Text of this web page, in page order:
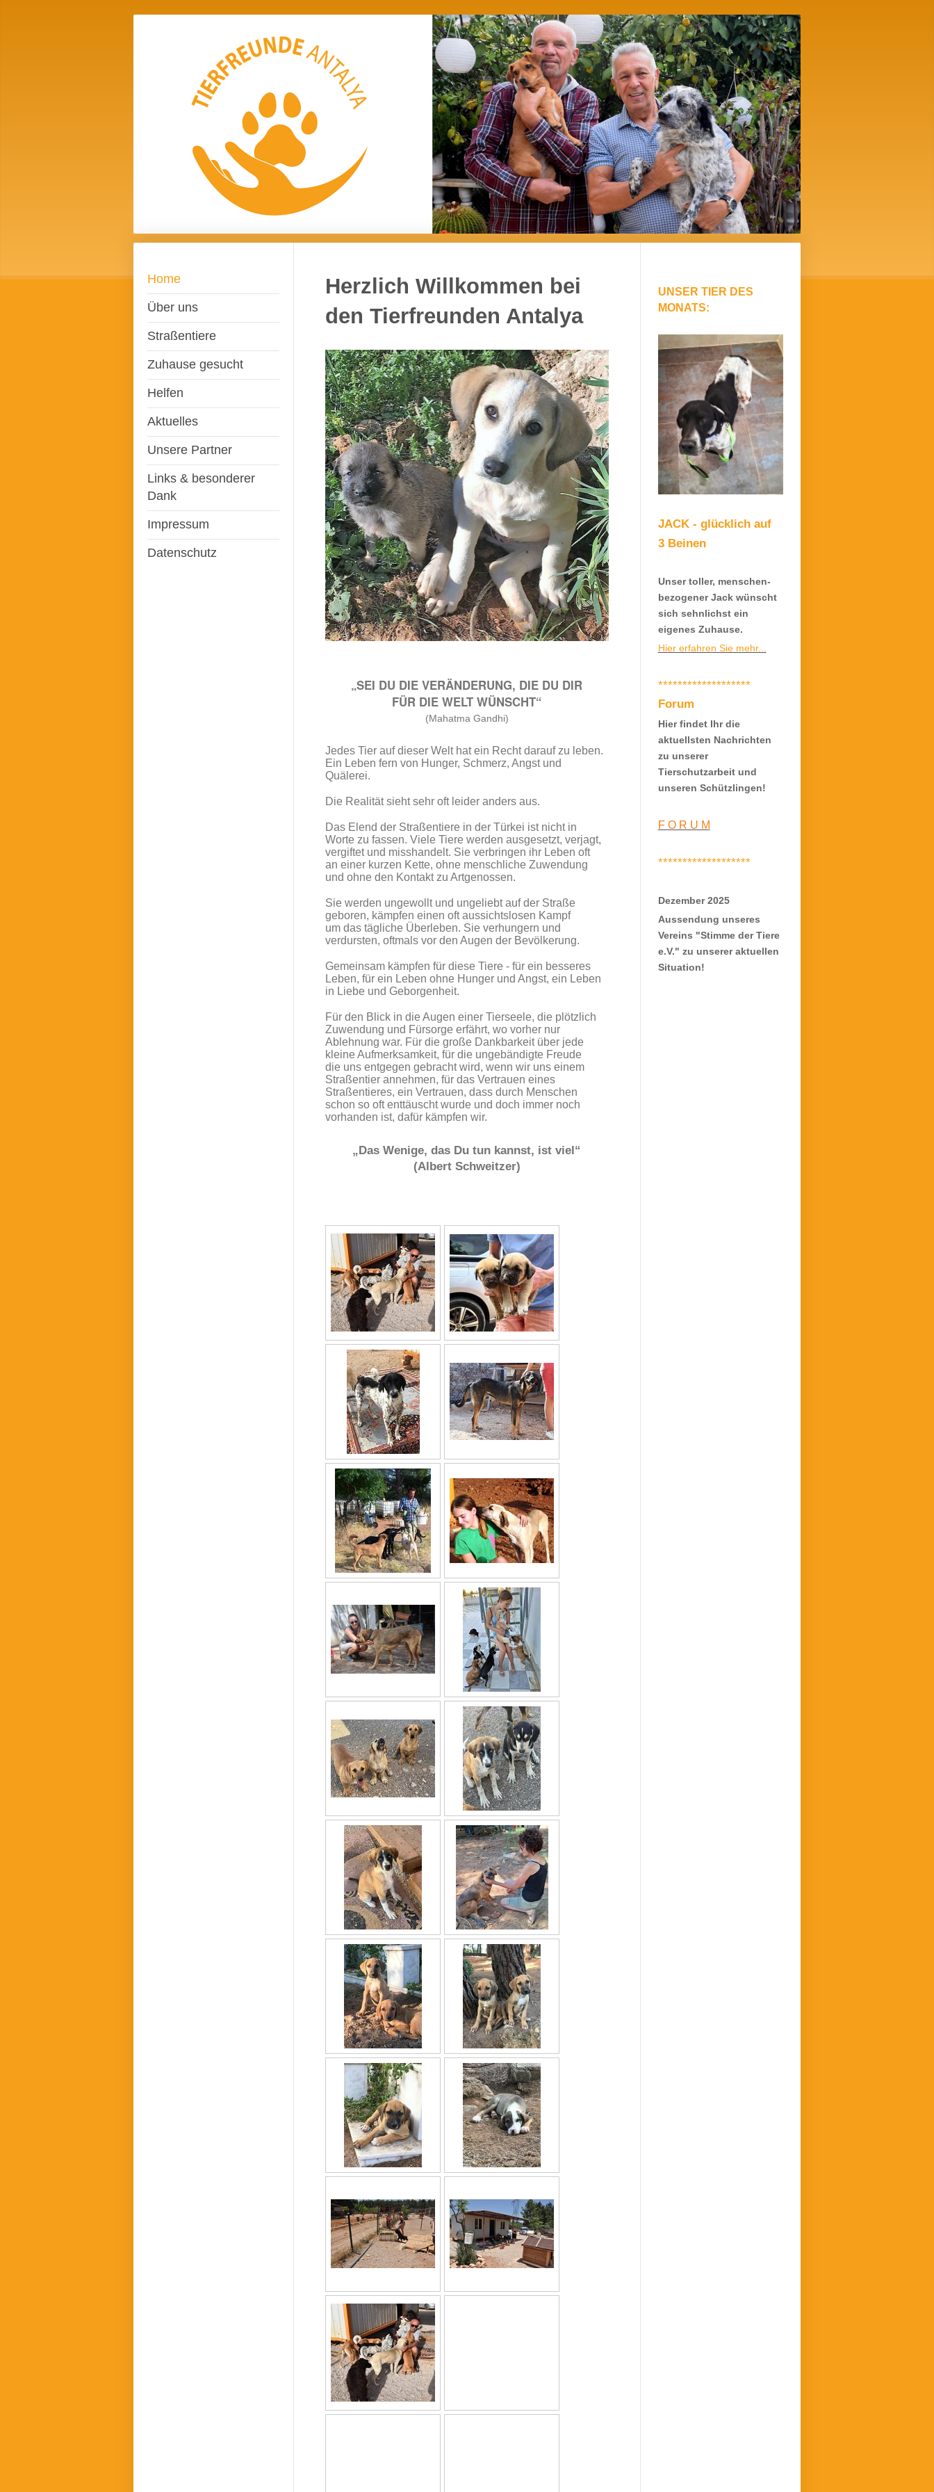
Home
Über uns
Straßentiere
Zuhause gesucht
Helfen
Aktuelles
Unsere Partner
Links & besonderer
Dank
Impressum
Datenschutz
Herzlich Willkommen bei
den Tierfreunden Antalya
„SEI DU DIE VERÄNDERUNG, DIE DU DIR
FÜR DIE WELT WÜNSCHT“
(Mahatma Gandhi)
Jedes Tier auf dieser Welt hat ein Recht darauf zu leben.
Ein Leben fern von Hunger, Schmerz, Angst und
Quälerei.
Die Realität sieht sehr oft leider anders aus.
Das Elend der Straßentiere in der Türkei ist nicht in
Worte zu fassen. Viele Tiere werden ausgesetzt, verjagt,
vergiftet und misshandelt. Sie verbringen ihr Leben oft
an einer kurzen Kette, ohne menschliche Zuwendung
und ohne den Kontakt zu Artgenossen.
Sie werden ungewollt und ungeliebt auf der Straße
geboren, kämpfen einen oft aussichtslosen Kampf
um das tägliche Überleben. Sie verhungern und
verdursten, oftmals vor den Augen der Bevölkerung.
Gemeinsam kämpfen für diese Tiere - für ein besseres
Leben, für ein Leben ohne Hunger und Angst, ein Leben
in Liebe und Geborgenheit.
Für den Blick in die Augen einer Tierseele, die plötzlich
Zuwendung und Fürsorge erfährt, wo vorher nur
Ablehnung war. Für die große Dankbarkeit über jede
kleine Aufmerksamkeit, für die ungebändigte Freude
die uns entgegen gebracht wird, wenn wir uns einem
Straßentier annehmen, für das Vertrauen eines
Straßentieres, ein Vertrauen, dass durch Menschen
schon so oft enttäuscht wurde und doch immer noch
vorhanden ist, dafür kämpfen wir.
„Das Wenige, das Du tun kannst, ist viel“
(Albert Schweitzer)
UNSER TIER DES
MONATS:
JACK - glücklich auf
3 Beinen
Unser toller, menschen-
bezogener Jack wünscht
sich sehnlichst ein
eigenes Zuhause.
Hier erfahren Sie mehr...
*******************
Forum
Hier findet Ihr die
aktuellsten Nachrichten
zu unserer
Tierschutzarbeit und
unseren Schützlingen!
F O R U M
*******************
Dezember 2025
Aussendung unseres
Vereins "Stimme der Tiere
e.V." zu unserer aktuellen
Situation!